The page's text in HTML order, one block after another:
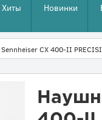
Хиты Новинки
CX 400-II